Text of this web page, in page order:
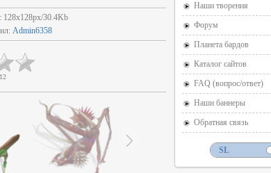
: 128x128px/30.4Kb
: Admin6358
Наши творения
Форум
Планета бардов
Каталог сайтов
FAQ (вопрос/ответ)
Наши баннеры
Обратная связь